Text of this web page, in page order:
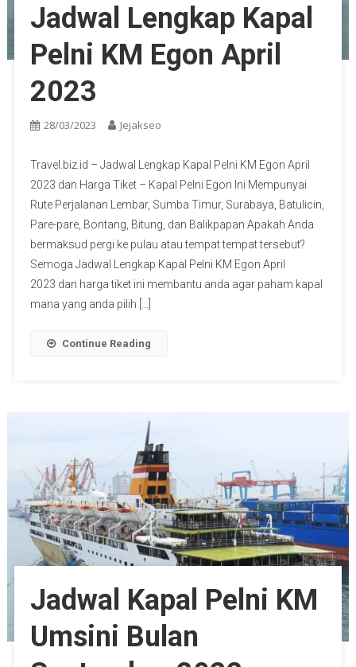
Jadwal Lengkap Kapal
Pelni KM Egon April
2023
28/03/2023 Jejakseo
Travel.biz.id – Jadwal Lengkap Kapal Pelni KM Egon April
2023 dan Harga Tiket – Kapal Pelni Egon Ini Mempunyai
Rute Perjalanan Lembar, Sumba Timur, Surabaya, Batulicin,
Pare-pare, Bontang, Bitung, dan Balikpapan Apakah Anda
bermaksud pergi ke pulau atau tempat tempat tersebut?
Semoga Jadwal Lengkap Kapal Pelni KM Egon April
2023 dan harga tiket ini membantu anda agar paham kapal
mana yang anda pilih […]
Continue Reading
Jadwal Kapal Pelni KM
Umsini Bulan